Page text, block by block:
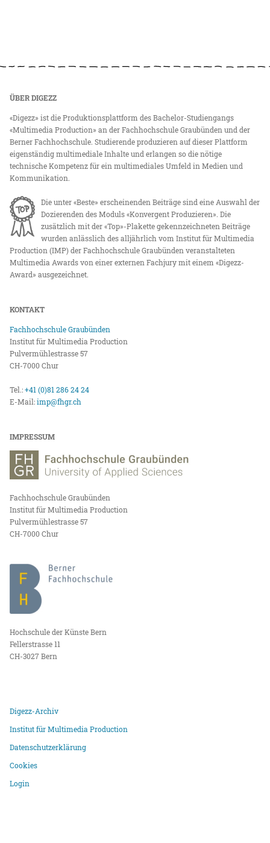
ÜBER DIGEZZ
«Digezz» ist die Produktionsplattform des Bachelor-Studiengangs
«Multimedia Production» an der Fachhochschule Graubünden und der
Berner Fachhochschule. Studierende produzieren auf dieser Plattform
eigenständig multimediale Inhalte und erlangen so die nötige
technische Kompetenz für ein multimediales Umfeld in Medien und
Kommunikation.
Die unter «Beste» erscheinenden Beiträge sind eine Auswahl der
Dozierenden des Moduls «Konvergent Produzieren». Die
zusätzlich mit der «Top»-Plakette gekennzeichneten Beiträge
wurden anlässlich des alljährlich vom Institut für Multimedia
Production (IMP) der Fachhochschule Graubünden veranstalteten
Multimedia Awards von einer externen Fachjury mit einem «Digezz-
Award» ausgezeichnet.
KONTAKT
Fachhochschule Graubünden
Institut für Multimedia Production
Pulvermühlestrasse 57
CH-7000 Chur
Tel.:+41 (0)81 286 24 24
E-Mail:imp@fhgr.ch
IMPRESSUM
Fachhochschule Graubünden
Institut für Multimedia Production
Pulvermühlestrasse 57
CH-7000 Chur
Hochschule der Künste Bern
Fellerstrasse 11
CH-3027 Bern
Digezz-Archiv
Institut für Multimedia Production
Datenschutzerklärung
Cookies
Login